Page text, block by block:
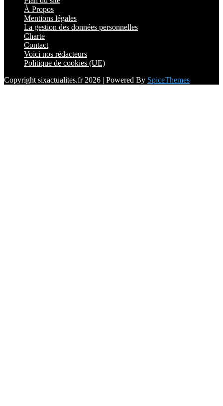
À Propos
Mentions légales
La gestion des données personnelles
Charte
Contact
Voici nos rédacteurs
Politique de cookies (UE)
Copyright sixactualites.fr 2026 | Powered By SpiceThemes